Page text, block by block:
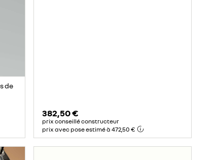
de
382,50 €
prix conseillé constructeur
prix avec pose estimé à 472,50 €